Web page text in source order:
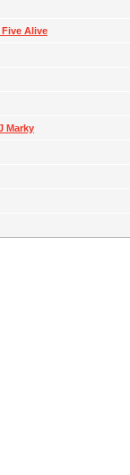
Five Alive
Marky